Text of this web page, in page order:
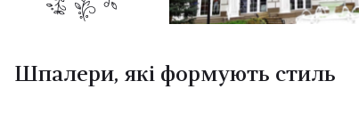
Шпалери, які формують стиль